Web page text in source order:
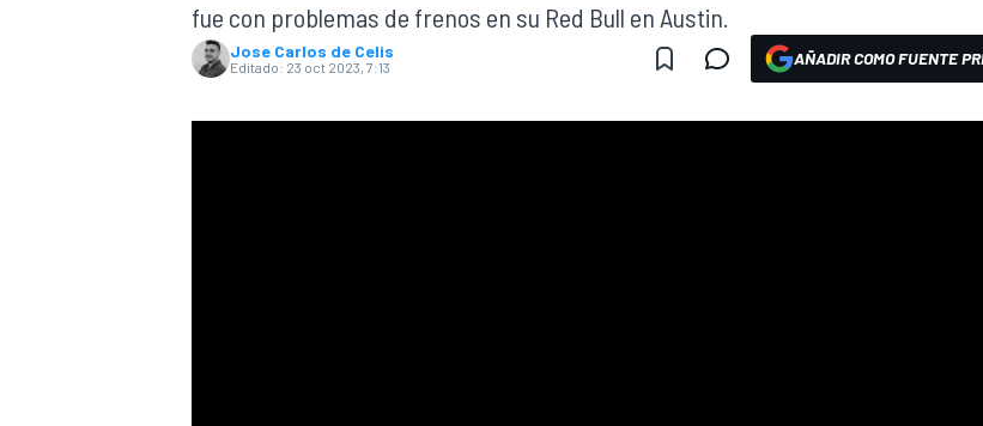
fue con problemas de frenos en su Red Bull en Austin.
Jose Carlos de Celis
Editado: 23 oct 2023, 7:13 AÑADIR COMO FUENTE